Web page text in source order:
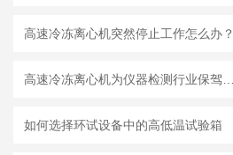
高速冷冻离心机突然停止工作怎么办？
如何选择环试设备中的高低温试验箱